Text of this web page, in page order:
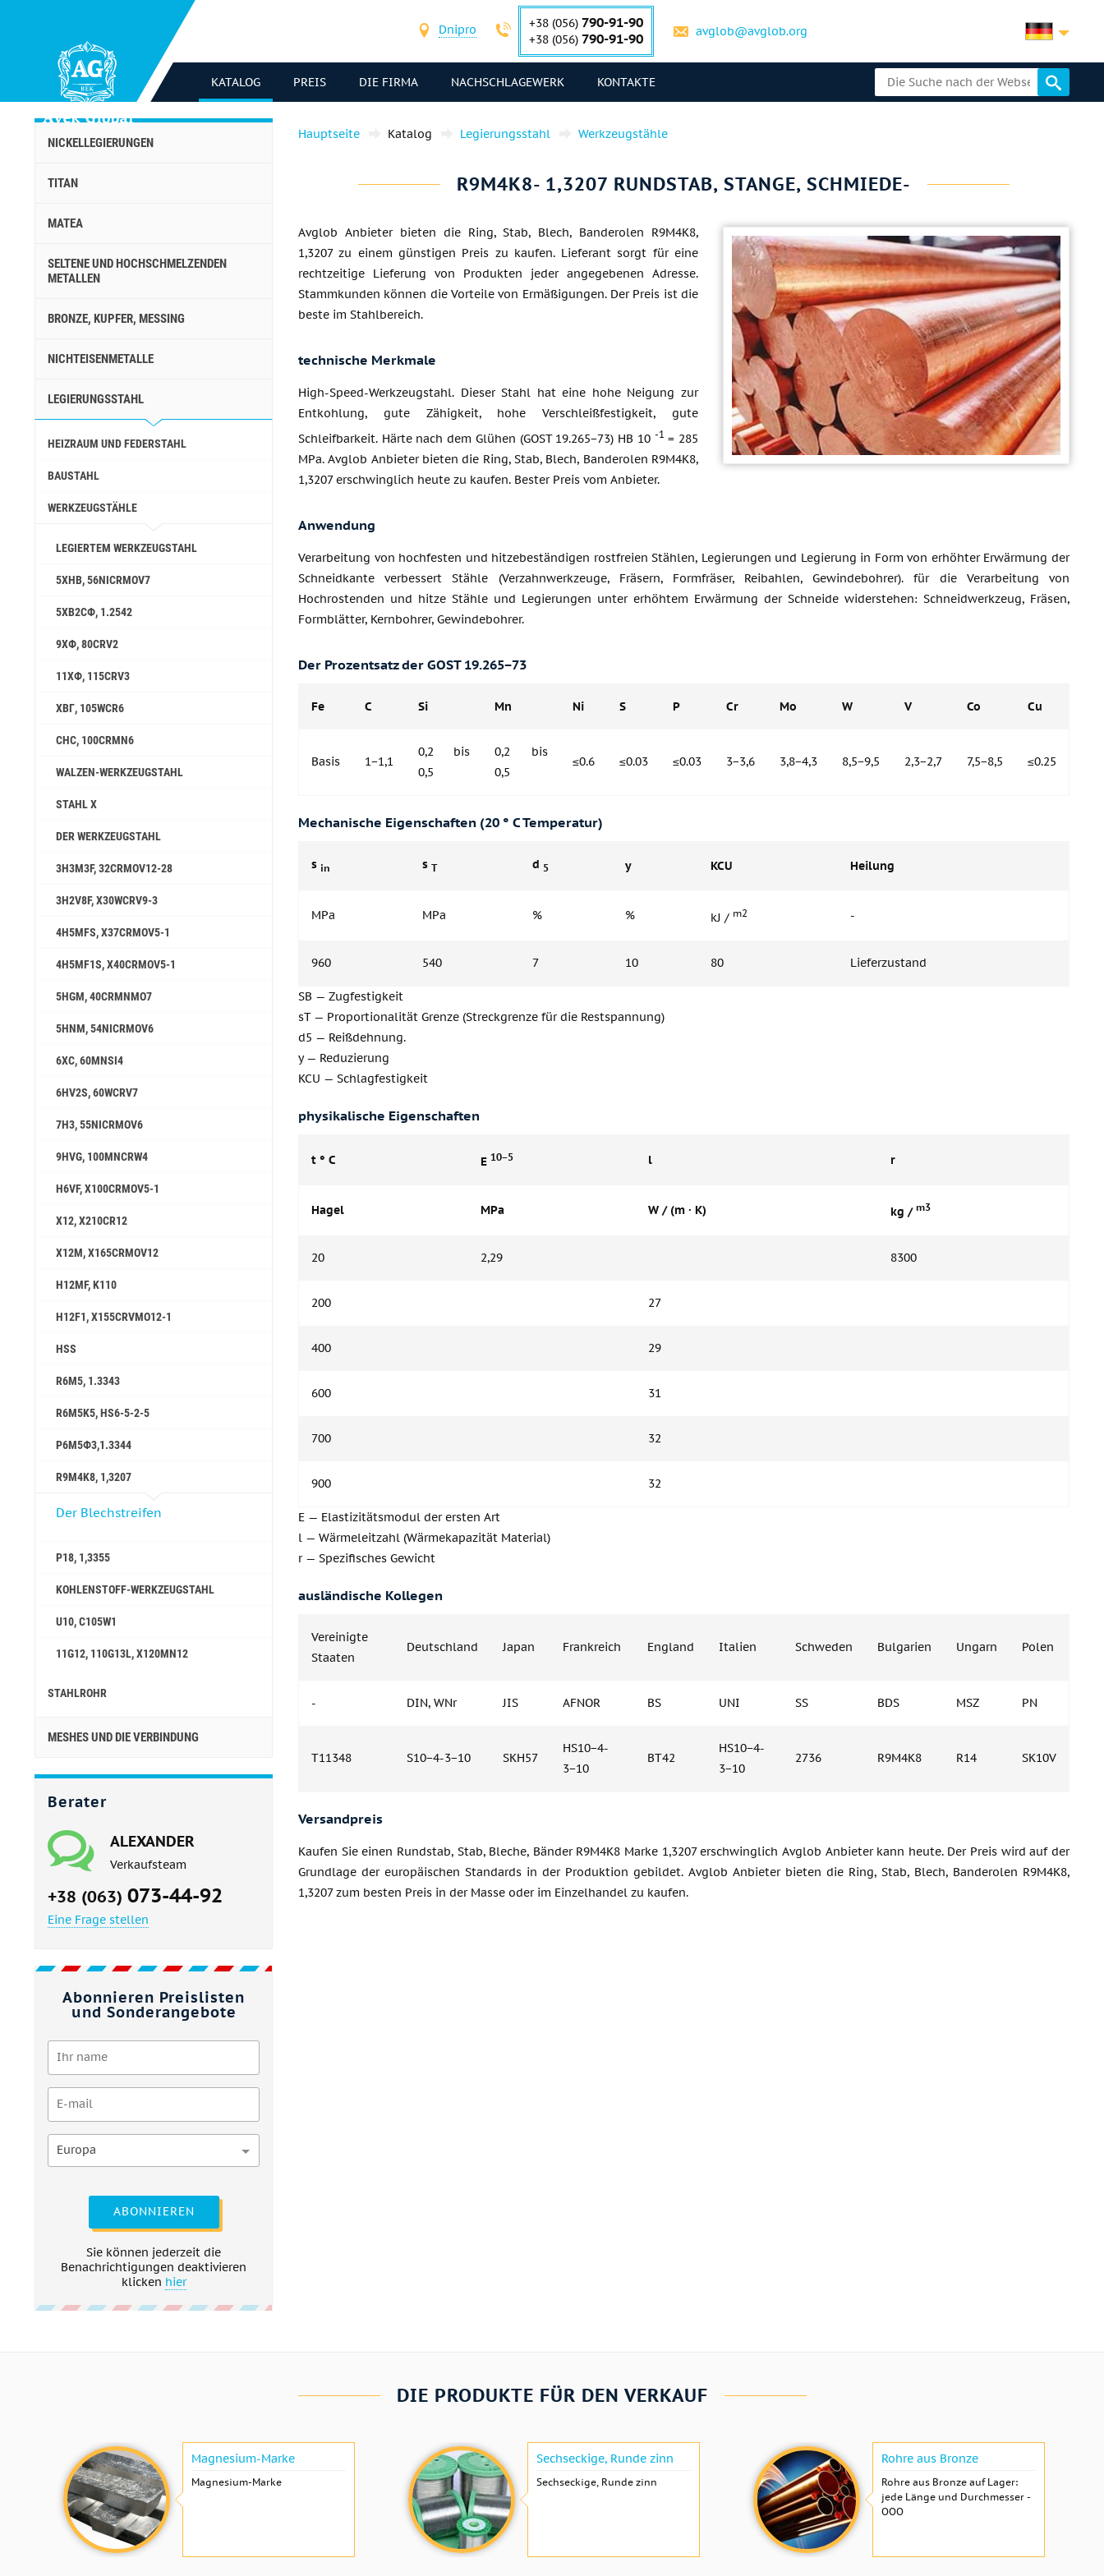
Dnipro +38 (056) 790-91-90
+38 (056) 790-91-90 avglob@avglob.org
KATALOG PREIS DIE FIRMA NACHSCHLAGEWERK KONTAKTE
NICKELLEGIERUNGEN
TITAN
MATEA
SELTENE UND HOCHSCHMELZENDEN
METALLEN
BRONZE, KUPFER, MESSING
NICHTEISENMETALLE
LEGIERUNGSSTAHL
HEIZRAUM UND FEDERSTAHL
BAUSTAHL
WERKZEUGSTÄHLE
LEGIERTEM WERKZEUGSTAHL
5ХНВ, 56NICRMOV7
5ХВ2СФ, 1.2542
9ХФ, 80CRV2
11ХФ, 115CRV3
ХВГ, 105WCR6
CHC, 100CRMN6
WALZEN-WERKZEUGSTAHL
STAHL X
DER WERKZEUGSTAHL
3H3M3F, 32CRMOV12-28
3H2V8F, X30WCRV9-3
4H5MFS, X37CRMOV5-1
4H5MF1S, X40CRMOV5-1
5HGM, 40CRMNMO7
5HNM, 54NICRMOV6
6ХС, 60MNSI4
6HV2S, 60WCRV7
7H3, 55NICRMOV6
9HVG, 100MNCRW4
H6VF, X100CRMOV5-1
X12, X210CR12
X12M, X165CRMOV12
H12MF, K110
H12F1, X155CRVMO12-1
HSS
R6M5, 1.3343
R6M5K5, HS6-5-2-5
Р6М5Ф3,1.3344
R9M4K8, 1,3207
Der Blechstreifen
P18, 1,3355
KOHLENSTOFF-WERKZEUGSTAHL
U10, C105W1
11G12, 110G13L, X120MN12
STAHLROHR
MESHES UND DIE VERBINDUNG
Berater
ALEXANDER
Verkaufsteam
+38 (063) 073-44-92
Eine Frage stellen
Abonnieren Preislisten
und Sonderangebote
Europa
ABONNIEREN
Sie können jederzeit die
Benachrichtigungen deaktivieren
klicken hier
Hauptseite Katalog Legierungsstahl Werkzeugstähle
R9M4K8- 1,3207 RUNDSTAB, STANGE, SCHMIEDE-
Avglob Anbieter bieten die Ring, Stab, Blech, Banderolen R9M4K8,
1,3207 zu einem günstigen Preis zu kaufen. Lieferant sorgt für eine
rechtzeitige Lieferung von Produkten jeder angegebenen Adresse.
Stammkunden können die Vorteile von Ermäßigungen. Der Preis ist die
beste im Stahlbereich.
technische Merkmale
High-Speed-Werkzeugstahl. Dieser Stahl hat eine hohe Neigung zur
Entkohlung, gute Zähigkeit, hohe Verschleißfestigkeit, gute
Schleifbarkeit. Härte nach dem Glühen (GOST 19.265−73) HB 10 -1 = 285
MPa. Avglob Anbieter bieten die Ring, Stab, Blech, Banderolen R9M4K8,
1,3207 erschwinglich heute zu kaufen. Bester Preis vom Anbieter.
Anwendung
Verarbeitung von hochfesten und hitzebeständigen rostfreien Stählen, Legierungen und Legierung in Form von erhöhter Erwärmung der
Schneidkante verbessert Stähle (Verzahnwerkzeuge, Fräsern, Formfräser, Reibahlen, Gewindebohrer). für die Verarbeitung von
Hochrostenden und hitze Stähle und Legierungen unter erhöhtem Erwärmung der Schneide widerstehen: Schneidwerkzeug, Fräsen,
Formblätter, Kernbohrer, Gewindebohrer.
Der Prozentsatz der GOST 19.265−73
Fe C Si Mn Ni S P Cr Mo W V Co Cu
Basis 1−1,1
0,2 bis
0,5
0,2 bis
0,5
≤0.6 ≤0.03 ≤0.03 3−3,6 3,8−4,3 8,5−9,5 2,3−2,7 7,5−8,5 ≤0.25
Mechanische Eigenschaften (20 ° C Temperatur)
s in s T d 5 y KCU Heilung
MPa MPa % % kJ / m2 -
960 540 7 10 80 Lieferzustand
SB — Zugfestigkeit
sT — Proportionalität Grenze (Streckgrenze für die Restspannung)
d5 — Reißdehnung.
y — Reduzierung
KCU — Schlagfestigkeit
physikalische Eigenschaften
t ° C E 10−5 l r
Hagel MPa W / (m · K) kg / m3
20 2,29 8300
200 27
400 29
600 31
700 32
900 32
E — Elastizitätsmodul der ersten Art
l — Wärmeleitzahl (Wärmekapazität Material)
r — Spezifisches Gewicht
ausländische Kollegen
Vereinigte
Staaten
Deutschland Japan Frankreich England Italien Schweden Bulgarien Ungarn Polen
- DIN, WNr JIS AFNOR BS UNI SS BDS MSZ PN
T11348 S10−4-3−10 SKH57
HS10−4-
3−10
BT42
HS10−4-
3−10
2736 R9M4K8 R14 SK10V
Versandpreis
Kaufen Sie einen Rundstab, Stab, Bleche, Bänder R9M4K8 Marke 1,3207 erschwinglich Avglob Anbieter kann heute. Der Preis wird auf der
Grundlage der europäischen Standards in der Produktion gebildet. Avglob Anbieter bieten die Ring, Stab, Blech, Banderolen R9M4K8,
1,3207 zum besten Preis in der Masse oder im Einzelhandel zu kaufen.
DIE PRODUKTE FÜR DEN VERKAUF
Magnesium-Marke
Magnesium-Marke
Sechseckige, Runde zinn
Sechseckige, Runde zinn
Rohre aus Bronze
Rohre aus Bronze auf Lager:
jede Länge und Durchmesser -
OOO